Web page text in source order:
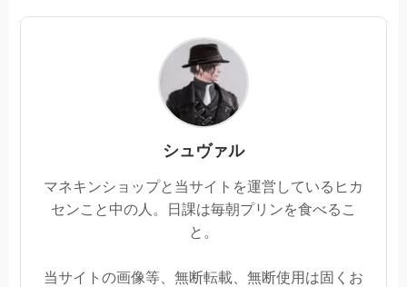
シュヴァル
マネキンショップと当サイトを運営しているヒカ
センこと中の人。日課は毎朝プリンを食べるこ
と。
当サイトの画像等、無断転載、無断使用は固くお